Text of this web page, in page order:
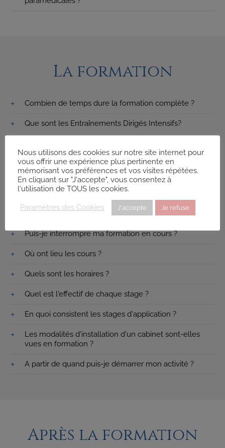
La formation
Combien de temps dure la formation complète ?
Que sont les Entraînements Dirigés Intensifs?
En quoi consiste le travail personnel ?
Est-il possible de suivre la formation par
correspondance ?
Y a-t-il des évaluations et un contrôle des acquis ?
Puis-je interrompre ma formation en cours ?
Où ont lieu les cours ?
Quels sont les horaires ?
Quel est l'effectif de chaque stage ?
En quoi consistent les stages d'application ?
Les modalités d'installation d'un cabinet sont-elles
vues en formation ?
A partir de quand puis-je démarrer mon activité ?
Après la formation
Nous utilisons des cookies sur notre site internet pour
vous offrir une expérience plus pertinente en
mémorisant vos préférences et vos visites répétées.
En cliquant sur "J'accepte", vous consentez à
l'utilisation de TOUS les cookies.
Paramètres des Cookies J'accepte Je refuse